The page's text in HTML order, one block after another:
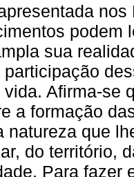
podem
sua
Afirma-se
a formação
natureza que
do território,
Para fazer